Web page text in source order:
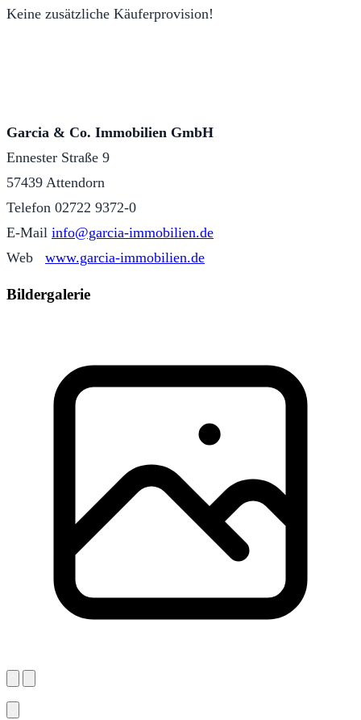
Keine zusätzliche Käuferprovision!
Garcia & Co. Immobilien GmbH
Ennester Straße 9
57439 Attendorn
Telefon 02722 9372-0
E-Mail info@garcia-immobilien.de
Web www.garcia-immobilien.de
Bildergalerie